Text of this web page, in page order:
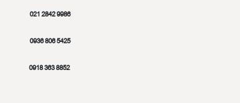
9986 2842 021
5425 806 0936
8852 363 0918